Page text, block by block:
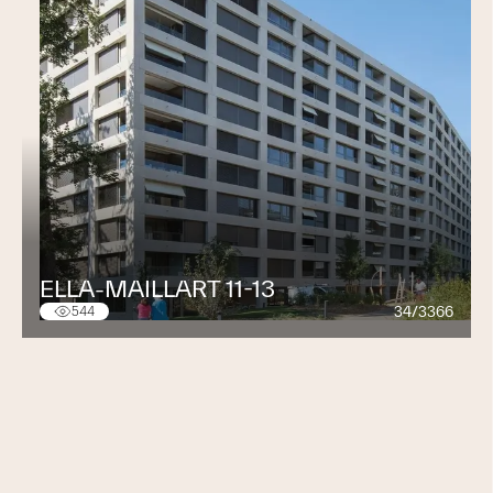
ELLA-MAILLART 11-13
544 34/3366